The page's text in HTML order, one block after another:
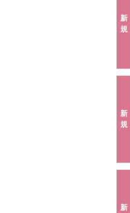
新
規
新
規
新